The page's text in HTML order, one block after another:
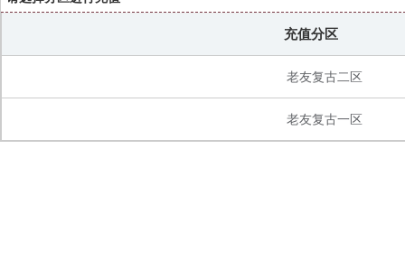
充值分区
老友复古二区
老友复古一区